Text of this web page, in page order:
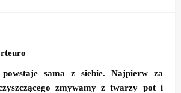
sama z siebie. Najpierw za
zmywamy z twarzy pot i